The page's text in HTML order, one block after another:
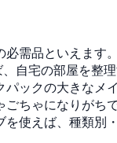
需品といえます
自宅の部屋を整
ックの大きな
ちゃになりが
使えば、種類別